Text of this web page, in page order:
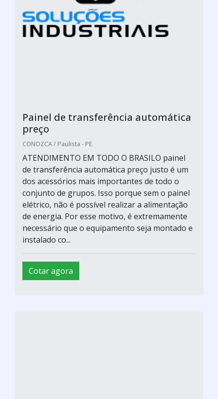
Painel de transferência automática
preço
CONOZCA / Paulista - PE
ATENDIMENTO EM TODO O BRASILO painel
de transferência automática preço justo é um
dos acessórios mais importantes de todo o
conjunto de grupos. Isso porque sem o painel
elétrico, não é possível realizar a alimentação
de energia. Por esse motivo, é extremamente
necessário que o equipamento seja montado e
instalado co...
Cotar agora